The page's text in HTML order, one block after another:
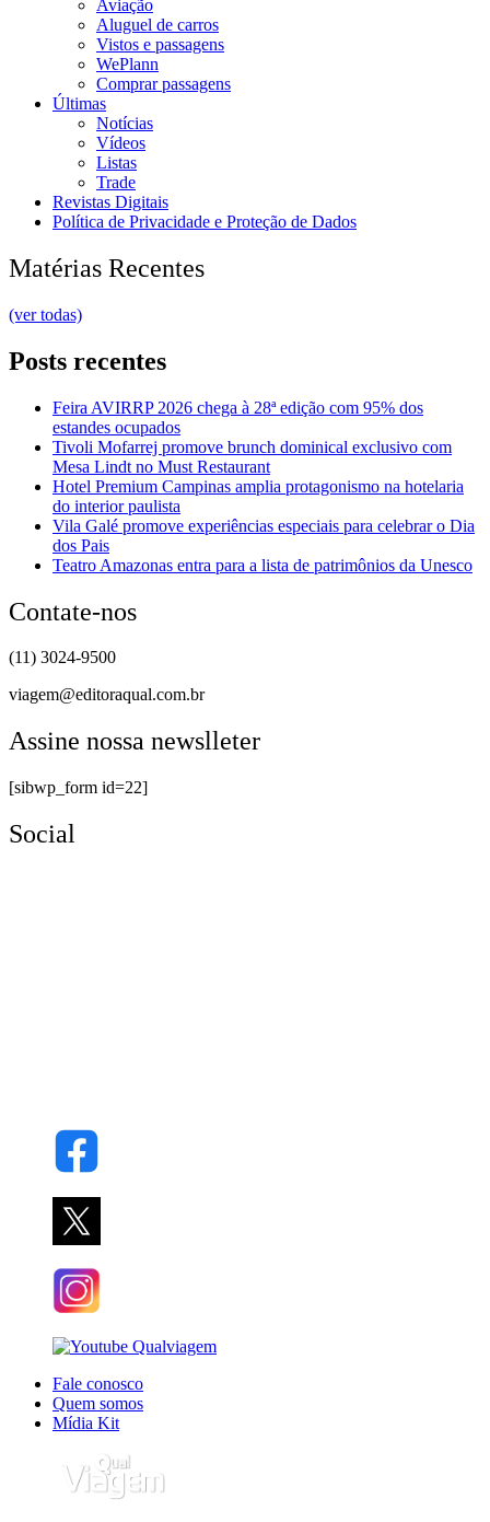
Aviação
Aluguel de carros
Vistos e passagens
WePlann
Comprar passagens
Últimas
Notícias
Vídeos
Listas
Trade
Revistas Digitais
Política de Privacidade e Proteção de Dados
Matérias Recentes
(ver todas)
Posts recentes
Feira AVIRRP 2026 chega à 28ª edição com 95% dos
estandes ocupados
Tivoli Mofarrej promove brunch dominical exclusivo com
Mesa Lindt no Must Restaurant
Hotel Premium Campinas amplia protagonismo na hotelaria
do interior paulista
Vila Galé promove experiências especiais para celebrar o Dia
dos Pais
Teatro Amazonas entra para a lista de patrimônios da Unesco
Contate-nos
(11) 3024-9500
viagem@editoraqual.com.br
Assine nossa newslleter
[sibwp_form id=22]
Social
Fale conosco
Quem somos
Mídia Kit